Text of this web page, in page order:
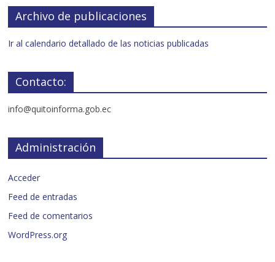
Archivo de publicaciones
Ir al calendario detallado de las noticias publicadas
Contacto:
info@quitoinforma.gob.ec
Administración
Acceder
Feed de entradas
Feed de comentarios
WordPress.org